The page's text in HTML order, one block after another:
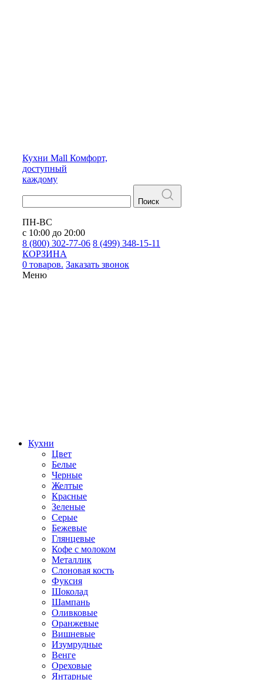
Кухни Mall Комфорт,
доступный
каждому
Поиск
ПН-ВС
с 10:00 до 20:00
8 (800) 302-77-06 8 (499) 348-15-11
КОРЗИНА
0 товаров. Заказать звонок
Меню
Кухни
Цвет
Белые
Черные
Желтые
Красные
Зеленые
Серые
Бежевые
Глянцевые
Кофе с молоком
Металлик
Слоновая кость
Фуксия
Шоколад
Шампань
Оливковые
Оранжевые
Вишневые
Изумрудные
Венге
Ореховые
Янтарные